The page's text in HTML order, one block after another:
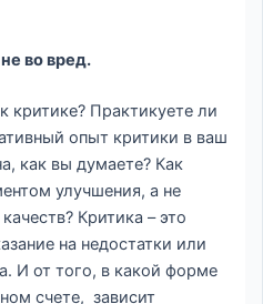
во вред.
Практикуете ли
опыт критики в ваш
как вы думаете? Как
улучшения, а не
Критика – это
на недостатки или
И от того, в какой форме
счете, зависит